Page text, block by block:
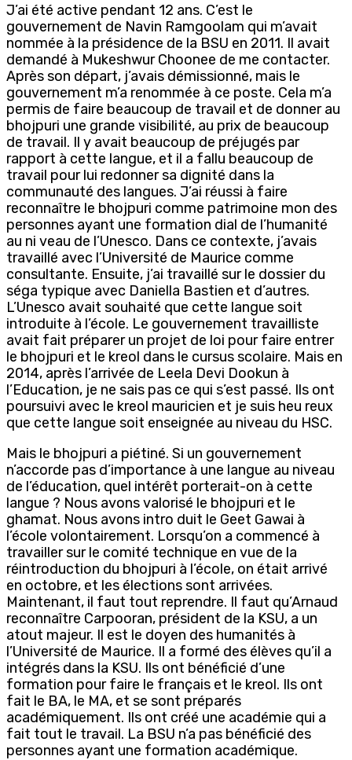
J’ai été active pendant 12 ans. C’est le
gouvernement de Navin Ramgoolam qui m’avait
nommée à la présidence de la BSU en 2011. Il avait
demandé à Mukeshwur Choonee de me contacter.
Après son départ, j’avais démissionné, mais le
gouvernement m’a renommée à ce poste. Cela m’a
permis de faire beaucoup de travail et de donner au
bhojpuri une grande visibilité, au prix de beaucoup
de travail. Il y avait beaucoup de préjugés par
rapport à cette langue, et il a fallu beaucoup de
travail pour lui redonner sa dignité dans la
communauté des langues. J’ai réussi à faire
reconnaître le bhojpuri comme patrimoine mon des
personnes ayant une formation dial de l’humanité
au ni veau de l’Unesco. Dans ce contexte, j’avais
travaillé avec l’Université de Maurice comme
consultante. Ensuite, j’ai travaillé sur le dossier du
séga typique avec Daniella Bastien et d’autres.
L’Unesco avait souhaité que cette langue soit
introduite à l’école. Le gouvernement travailliste
avait fait préparer un projet de loi pour faire entrer
le bhojpuri et le kreol dans le cursus scolaire. Mais en
2014, après l’arrivée de Leela Devi Dookun à
l’Education, je ne sais pas ce qui s’est passé. Ils ont
poursuivi avec le kreol mauricien et je suis heu reux
que cette langue soit enseignée au niveau du HSC.
Mais le bhojpuri a piétiné. Si un gouvernement
n’accorde pas d’importance à une langue au niveau
de l’éducation, quel intérêt porterait-on à cette
langue ? Nous avons valorisé le bhojpuri et le
ghamat. Nous avons intro duit le Geet Gawai à
l’école volontairement. Lorsqu’on a commencé à
travailler sur le comité technique en vue de la
réintroduction du bhojpuri à l’école, on était arrivé
en octobre, et les élections sont arrivées.
Maintenant, il faut tout reprendre. Il faut qu’Arnaud
reconnaître Carpooran, président de la KSU, a un
atout majeur. Il est le doyen des humanités à
l’Université de Maurice. Il a formé des élèves qu’il a
intégrés dans la KSU. Ils ont bénéficié d’une
formation pour faire le français et le kreol. Ils ont
fait le BA, le MA, et se sont préparés
académiquement. Ils ont créé une académie qui a
fait tout le travail. La BSU n’a pas bénéficié des
personnes ayant une formation académique.